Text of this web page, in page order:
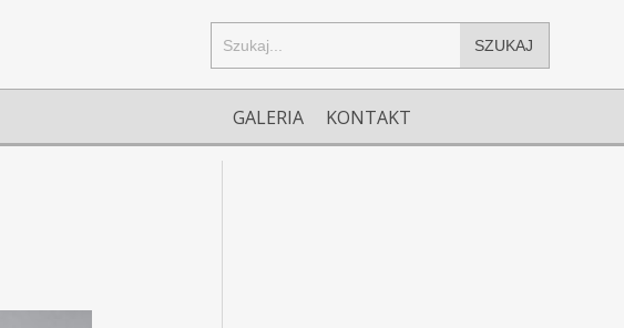
SZUKAJ
GALERIA KONTAKT